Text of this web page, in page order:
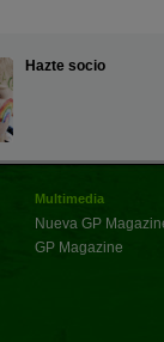
Hazte socio
Multimedia
Nueva GP
GP Magazine